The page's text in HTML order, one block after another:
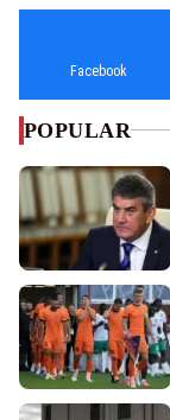
Facebook
POPULAR